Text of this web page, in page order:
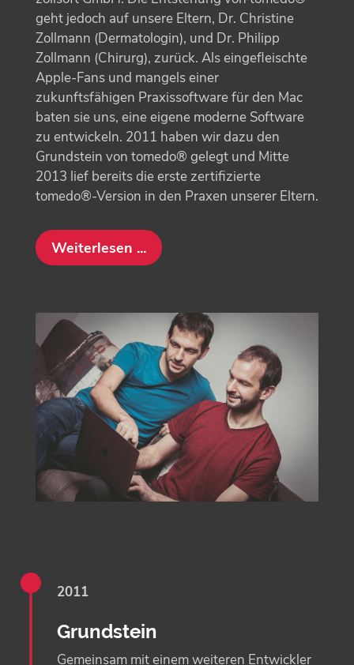
geht jedoch auf unsere Eltern, Dr. Christine
Zollmann (Dermatologin), und Dr. Philipp
Zollmann (Chirurg), zurück. Als eingefleischte
Apple-Fans und mangels einer
zukunftsfähigen Praxissoftware für den Mac
baten sie uns, eine eigene moderne Software
zu entwickeln. 2011 haben wir dazu den
Grundstein von tomedo® gelegt und Mitte
2013 lief bereits die erste zertifizierte
tomedo®-Version in den Praxen unserer Eltern.
Weiterlesen ...
2011
Grundstein
Gemeinsam mit einem weiteren Entwickler